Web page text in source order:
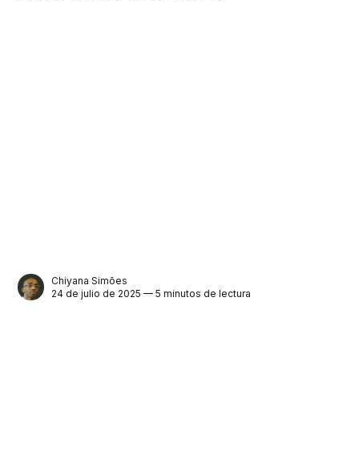
Chiyana Simões
24 de julio de 2025 — 5 minutos de lectura